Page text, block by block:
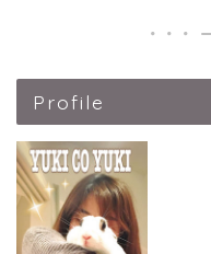
Profile